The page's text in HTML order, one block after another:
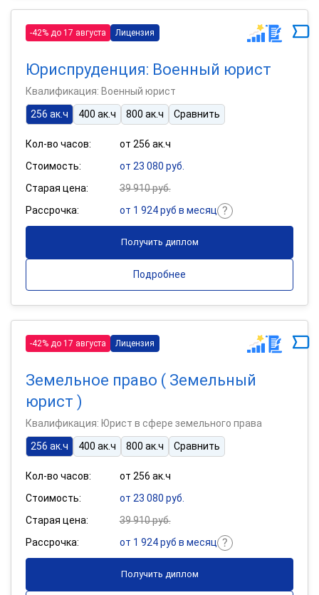
-42% до 17 августа Лицензия
Юриспруденция: Военный юрист
Квалификация: Военный юрист
256 ак.ч
400 ак.ч 800 ак.ч Сравнить
Кол-во часов:
от 256 ак.ч
Стоимость:
от 23 080 руб.
Старая цена:
39 910 руб.
Рассрочка:
от 1 924 руб в месяц
Получить диплом
Подробнее
-42% до 17 августа Лицензия
Земельное право ( Земельный
юрист )
Квалификация: Юрист в сфере земельного права
256 ак.ч
400 ак.ч 800 ак.ч Сравнить
Кол-во часов:
от 256 ак.ч
Стоимость:
от 23 080 руб.
Старая цена:
39 910 руб.
Рассрочка:
от 1 924 руб в месяц
Получить диплом